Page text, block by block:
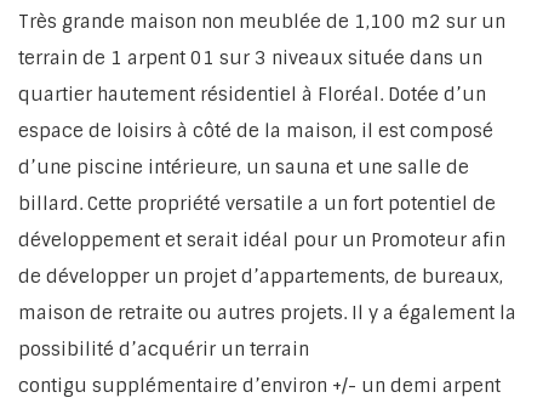
Très grande maison non meublée de 1,100 m2 sur un
terrain de 1 arpent 01 sur 3 niveaux située dans un
quartier hautement résidentiel à Floréal. Dotée d’un
espace de loisirs à côté de la maison, il est composé
d’une piscine intérieure, un sauna et une salle de
billard. Cette propriété versatile a un fort potentiel de
développement et serait idéal pour un Promoteur afin
de développer un projet d’appartements, de bureaux,
maison de retraite ou autres projets. Il y a également la
possibilité d’acquérir un terrain
contigu supplémentaire d’environ +/- un demi arpent